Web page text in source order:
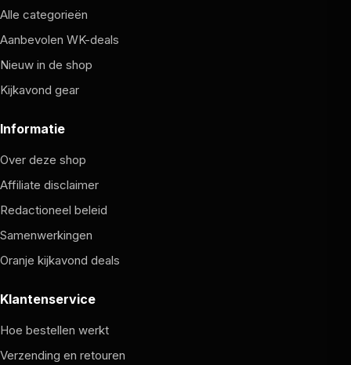
Alle categorieën
Aanbevolen WK-deals
Nieuw in de shop
Kijkavond gear
Informatie
Over deze shop
Affiliate disclaimer
Redactioneel beleid
Samenwerkingen
Oranje kijkavond deals
Klantenservice
Hoe bestellen werkt
Verzending en retouren